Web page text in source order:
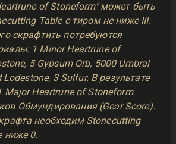
of Stoneform" может быть
Table с тиром не ниже III.
скрафтить потребуются
1 Minor Heartrune of
5 Gypsum Orb, 5000 Umbral
Lodestone, 3 Sulfur. В результате
Major Heartrune of Stoneform
Обмундирования (Gear Score).
необходим Stonecutting
ниже 0.